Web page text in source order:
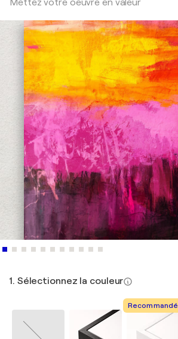
Mettez votre oeuvre en valeur
1. Sélectionnez la couleur
Recommandé